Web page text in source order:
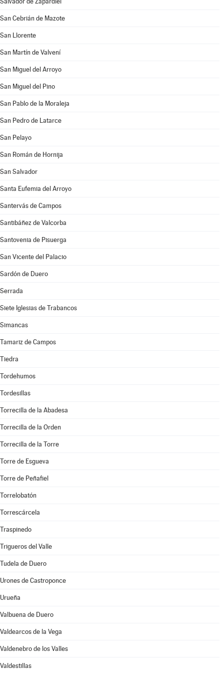
San Cebrián de Mazote
San Llorente
San Martín de Valvení
San Miguel del Arroyo
San Miguel del Pino
San Pablo de la Moraleja
San Pedro de Latarce
San Pelayo
San Román de Hornija
San Salvador
Santa Eufemia del Arroyo
Santervás de Campos
Santibáñez de Valcorba
Santovenia de Pisuerga
San Vicente del Palacio
Sardón de Duero
Serrada
Siete Iglesias de Trabancos
Simancas
Tamariz de Campos
Tiedra
Tordehumos
Tordesillas
Torrecilla de la Abadesa
Torrecilla de la Orden
Torrecilla de la Torre
Torre de Esgueva
Torre de Peñafiel
Torrelobatón
Torrescárcela
Traspinedo
Trigueros del Valle
Tudela de Duero
Urones de Castroponce
Urueña
Valbuena de Duero
Valdearcos de la Vega
Valdenebro de los Valles
Valdestillas